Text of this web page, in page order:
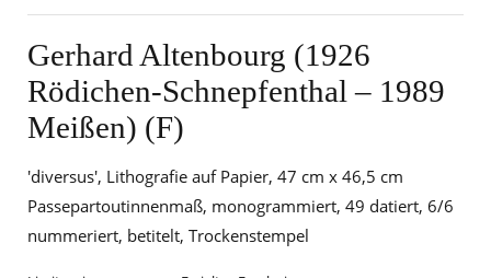
Gerhard Altenbourg (1926
Rödichen-Schnepfenthal – 1989
Meißen) (F)
'diversus', Lithografie auf Papier, 47 cm x 46,5 cm
Passepartoutinnenmaß, monogrammiert, 49 datiert, 6/6
nummeriert, betitelt, Trockenstempel